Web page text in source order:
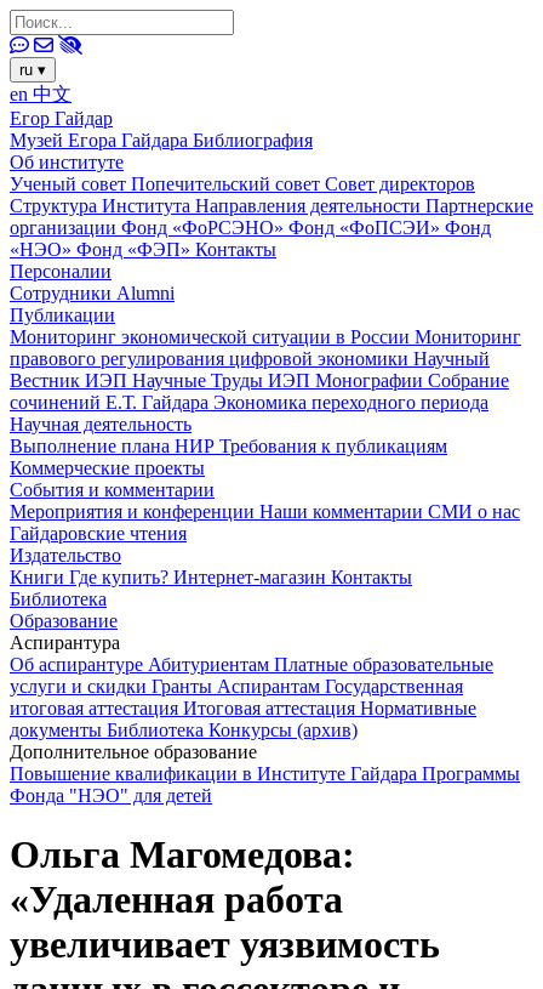
ru ▾
en 中文
Егор Гайдар
Музей Егора Гайдара Библиография
Об институте
Ученый совет Попечительский совет Совет директоров
Структура Института Направления деятельности Партнерские
организации Фонд «ФоРСЭНО» Фонд «ФоПСЭИ» Фонд
«НЭО» Фонд «ФЭП» Контакты
Персоналии
Сотрудники Alumni
Публикации
Мониторинг экономической ситуации в России Мониторинг
правового регулирования цифровой экономики Научный
Вестник ИЭП Научные Труды ИЭП Монографии Собрание
сочинений Е.Т. Гайдара Экономика переходного периода
Научная деятельность
Выполнение плана НИР Требования к публикациям
Коммерческие проекты
События и комментарии
Мероприятия и конференции Наши комментарии СМИ о нас
Гайдаровские чтения
Издательство
Книги Где купить? Интернет-магазин Контакты
Библиотека
Образование
Аспирантура
Об аспирантуре Абитуриентам Платные образовательные
услуги и скидки Гранты Аспирантам Государственная
итоговая аттестация Итоговая аттестация Нормативные
документы Библиотека Конкурсы (архив)
Дополнительное образование
Повышение квалификации в Институте Гайдара Программы
Фонда "НЭО" для детей
Ольга Магомедова:
«Удаленная работа
увеличивает уязвимость